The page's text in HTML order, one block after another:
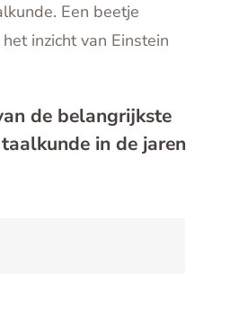
Een beetje
inzicht van Einstein
de belangrijkste
in de jaren